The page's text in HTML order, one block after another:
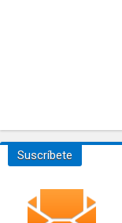
Suscríbete